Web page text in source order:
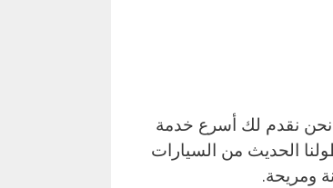
تاكسي الكويت 24 ساعة نحن نقدم لك أسرع خدمة
الحديث من السيارات
ومريحة.